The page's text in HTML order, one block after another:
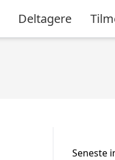
Deltagere
Seneste